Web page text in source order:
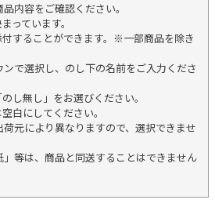
内容をご確認ください。
っています。
することができます。※一部商品を除き
で選択し、のし下の名前をご入力くださ
し無し」をお選びください。
白にしてください。
元により異なりますので、選択できませ
」等は、商品と同送することはできません